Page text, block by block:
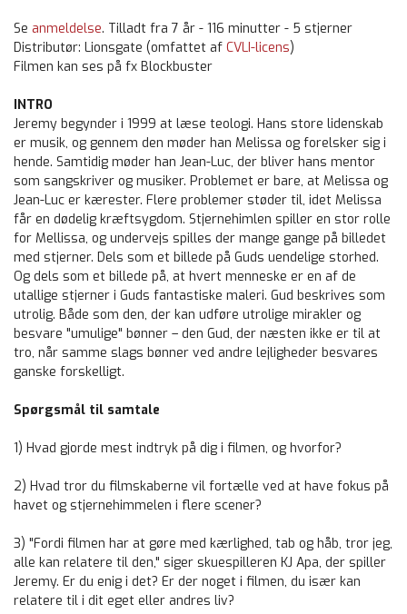
Se anmeldelse. Tilladt fra 7 år - 116 minutter - 5 stjerner
Distributør: Lionsgate (omfattet af CVLI-licens)
Filmen kan ses på fx Blockbuster
INTRO
Jeremy begynder i 1999 at læse teologi. Hans store lidenskab
er musik, og gennem den møder han Melissa og forelsker sig i
hende. Samtidig møder han Jean-Luc, der bliver hans mentor
som sangskriver og musiker. Problemet er bare, at Melissa og
Jean-Luc er kærester. Flere problemer støder til, idet Melissa
får en dødelig kræftsygdom. Stjernehimlen spiller en stor rolle
for Mellissa, og undervejs spilles der mange gange på billedet
med stjerner. Dels som et billede på Guds uendelige storhed.
Og dels som et billede på, at hvert menneske er en af de
utallige stjerner i Guds fantastiske maleri. Gud beskrives som
utrolig. Både som den, der kan udføre utrolige mirakler og
besvare "umulige" bønner – den Gud, der næsten ikke er til at
tro, når samme slags bønner ved andre lejligheder besvares
ganske forskelligt.
Spørgsmål til samtale
1) Hvad gjorde mest indtryk på dig i filmen, og hvorfor?
2) Hvad tror du filmskaberne vil fortælle ved at have fokus på
havet og stjernehimmelen i flere scener?
3) "Fordi filmen har at gøre med kærlighed, tab og håb, tror jeg,
alle kan relatere til den," siger skuespilleren KJ Apa, der spiller
Jeremy. Er du enig i det? Er der noget i filmen, du især kan
relatere til i dit eget eller andres liv?